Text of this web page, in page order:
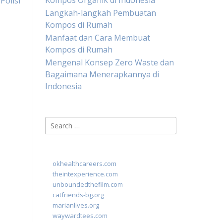
Langkah-langkah Pembuatan
Kompos di Rumah
Manfaat dan Cara Membuat
Kompos di Rumah
Mengenal Konsep Zero Waste dan
Bagaimana Menerapkannya di
Indonesia
Search
for:
okhealthcareers.com
theintexperience.com
unboundedthefilm.com
catfriends-bg.org
marianlives.org
waywardtees.com